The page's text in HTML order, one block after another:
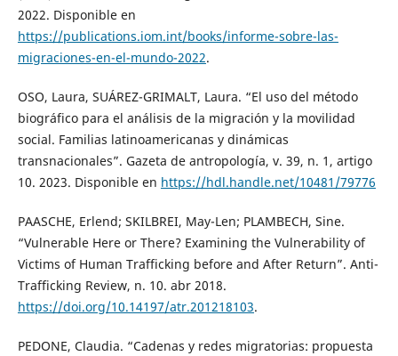
2022. Disponible en
https://publications.iom.int/books/informe-sobre-las-
migraciones-en-el-mundo-2022.
OSO, Laura, SUÁREZ-GRIMALT, Laura. “El uso del método
biográfico para el análisis de la migración y la movilidad
social. Familias latinoamericanas y dinámicas
transnacionales”. Gazeta de antropología, v. 39, n. 1, artigo
10. 2023. Disponible en https://hdl.handle.net/10481/79776
PAASCHE, Erlend; SKILBREI, May-Len; PLAMBECH, Sine.
“Vulnerable Here or There? Examining the Vulnerability of
Victims of Human Trafficking before and After Return”. Anti-
Trafficking Review, n. 10. abr 2018.
https://doi.org/10.14197/atr.201218103.
PEDONE, Claudia. “Cadenas y redes migratorias: propuesta